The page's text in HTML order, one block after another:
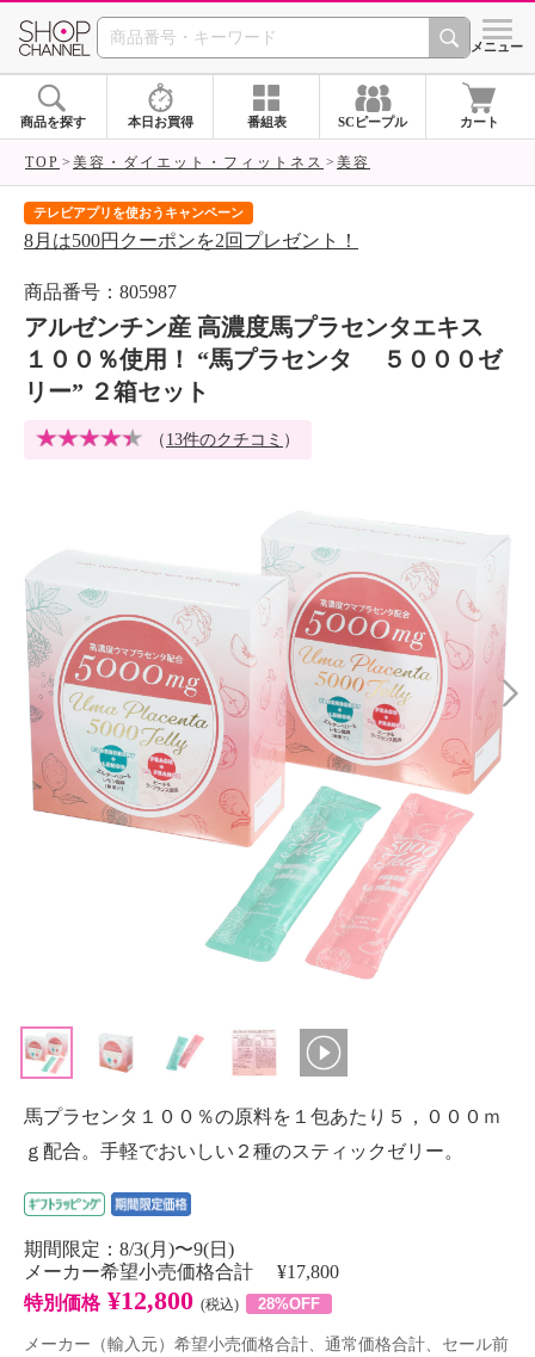
SHOP CHANNEL シメニュー
商品を探す 本日お買得 番組表 SCピープル カート
TOP 美容・ダイエット・フィットネス 美容
テレビアプリを使おうキャンペーン
8月は500円クーポンを2回プレゼント！
商品番号：805987
アルゼンチン産 高濃度馬プラセンタエキス
１００％使用！ “馬プラセンタ ５０００ゼ
リー” ２箱セット
（ 13件のクチコミ ）
馬プラセンタ１００％の原料を１包あたり５，０００ｍ
ｇ配合。手軽でおいしい２種のスティックゼリー。
期間限定：8/3(月)〜9(日)
メーカー希望小売価格合計 ¥17,800
特別価格 ¥12,800 (税込) 28%OFF
メーカー（輸入元）希望小売価格合計、通常価格合計、セール前